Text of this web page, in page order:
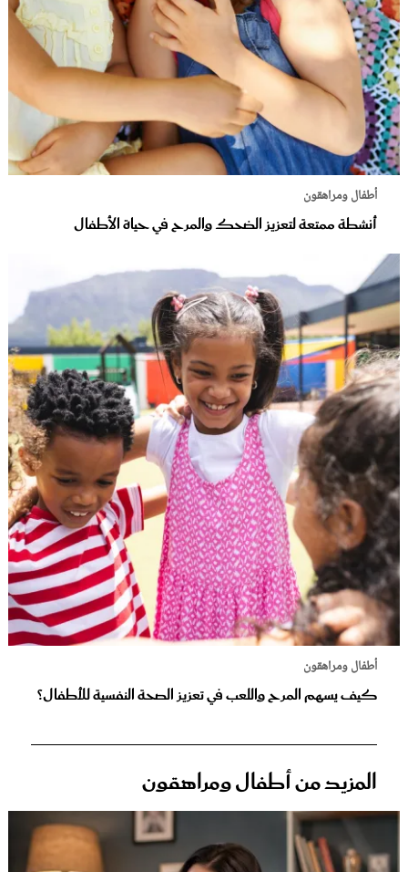
أطفال ومراهقون
أنشطة ممتعة لتعزيز الضحك والمرح في حياة الأطفال
أطفال ومراهقون
كيف يسهم المرح واللعب في تعزيز الصحة النفسية للأطفال؟
المزيد من أطفال ومراهقون